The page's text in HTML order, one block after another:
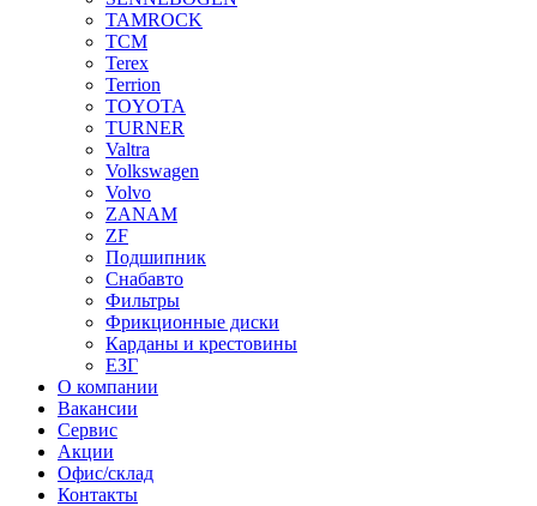
TAMROCK
TCM
Terex
Terrion
TOYOTA
TURNER
Valtra
Volkswagen
Volvo
ZANAM
ZF
Подшипник
Снабавто
Фильтры
Фрикционные диски
Карданы и крестовины
ЕЗГ
О компании
Вакансии
Сервис
Акции
Офис/склад
Контакты